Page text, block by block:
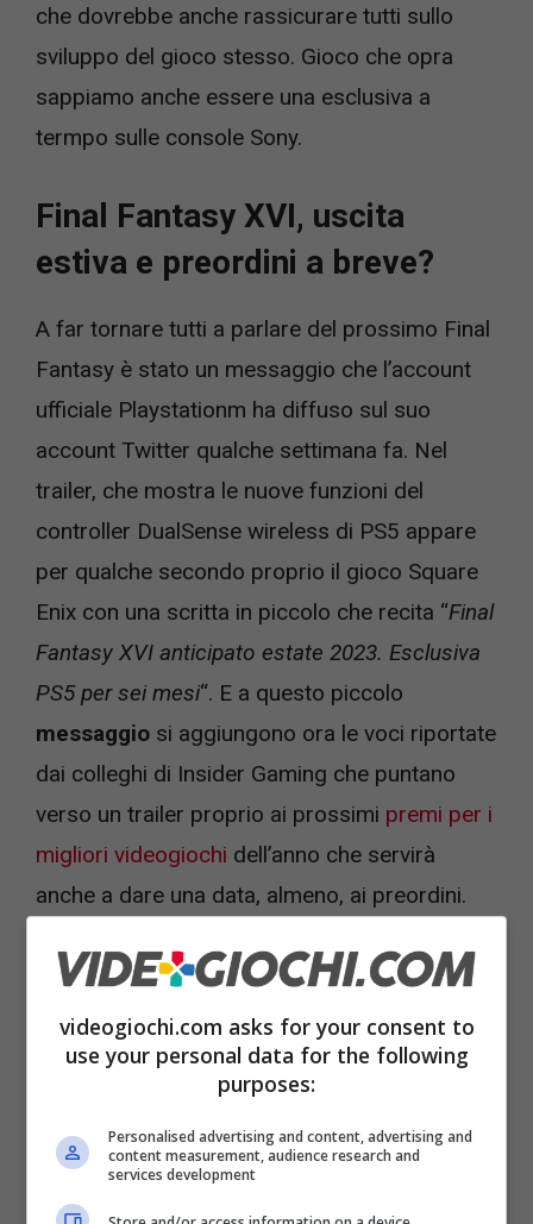
che dovrebbe anche rassicurare tutti sullo
sviluppo del gioco stesso. Gioco che opra
sappiamo anche essere una esclusiva a
termpo sulle console Sony.
Final Fantasy XVI, uscita
estiva e preordini a breve?
A far tornare tutti a parlare del prossimo Final
Fantasy è stato un messaggio che l’account
ufficiale Playstationm ha diffuso sul suo
account Twitter qualche settimana fa. Nel
trailer, che mostra le nuove funzioni del
controller DualSense wireless di PS5 appare
per qualche secondo proprio il gioco Square
Enix con una scritta in piccolo che recita “Final
Fantasy XVI anticipato estate 2023. Esclusiva
PS5 per sei mesi“. E a questo piccolo
messaggio si aggiungono ora le voci riportate
dai colleghi di Insider Gaming che puntano
verso un trailer proprio ai prossimi premi per i
migliori videogiochi dell’anno che servirà
anche a dare una data, almeno, ai preordini.
videogiochi.com asks for your consent to
use your personal data for the following
purposes:
Personalised advertising and content, advertising and
content measurement, audience research and
services development